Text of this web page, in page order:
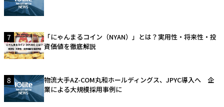
7
「にゃんまるコイン（NYAN）」とは？実用性・将来性・投
資価値を徹底解説
8
物流大手AZ-COM丸和ホールディングス、JPYC導入へ 企
業による大規模採用事例に